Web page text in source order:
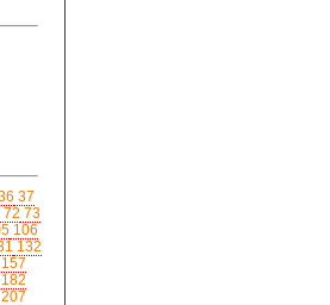
37
72 73
106
132
157
182
207